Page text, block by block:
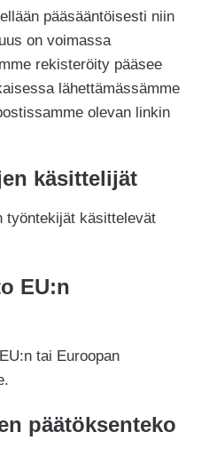
pääsääntöisesti niin
on voimassa
rekisteröity pääsee
lähettämässämme
olevan linkin
käsittelijät
työntekijät käsittelevät
EU:n
tai Euroopan
päätöksenteko